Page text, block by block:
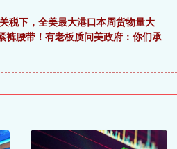
税下，全美最大港口本周货物量大
裤腰带！有老板质问美政府：你们承